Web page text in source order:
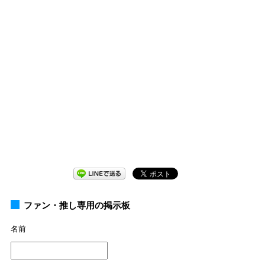
ファン・推し専用の掲示板
名前